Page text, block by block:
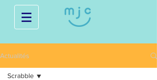
Actualités
Scrabble